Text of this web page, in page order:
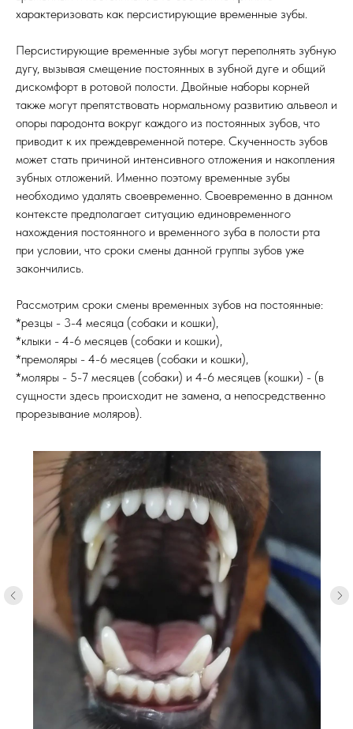
характеризовать как персистирующие временные зубы.
Персистирующие временные зубы могут переполнять зубную
дугу, вызывая смещение постоянных в зубной дуге и общий
дискомфорт в ротовой полости. Двойные наборы корней
также могут препятствовать нормальному развитию альвеол и
опоры пародонта вокруг каждого из постоянных зубов, что
приводит к их преждевременной потере. Скученность зубов
может стать причиной интенсивного отложения и накопления
зубных отложений. Именно поэтому временные зубы
необходимо удалять своевременно. Своевременно в данном
контексте предполагает ситуацию единовременного
нахождения постоянного и временного зуба в полости рта
при условии, что сроки смены данной группы зубов уже
закончились.
Рассмотрим сроки смены временных зубов на постоянные:
*резцы - 3-4 месяца (собаки и кошки),
*клыки - 4-6 месяцев (собаки и кошки),
*премоляры - 4-6 месяцев (собаки и кошки),
*моляры - 5-7 месяцев (собаки) и 4-6 месяцев (кошки) - (в
сущности здесь происходит не замена, а непосредственно
прорезывание моляров).